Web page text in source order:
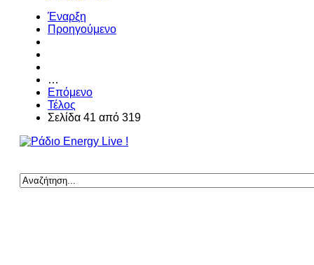
Έναρξη
Προηγούμενο
…
Επόμενο
Τέλος
Σελίδα 41 από 319